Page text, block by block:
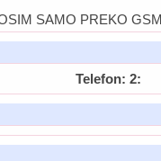
SAMO PREKO GSM
Telefon: 2: